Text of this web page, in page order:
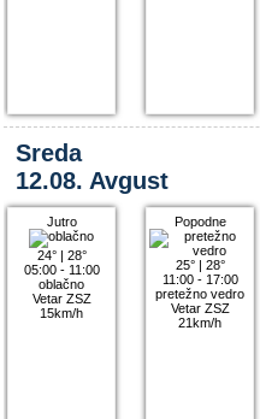
Sreda
12.08. Avgust
Jutro
24°| 28°
05:00 - 11:00
oblačno
Vetar ZSZ
15km/h
Popodne
25°| 28°
11:00 - 17:00
pretežno vedro
Vetar ZSZ
21km/h